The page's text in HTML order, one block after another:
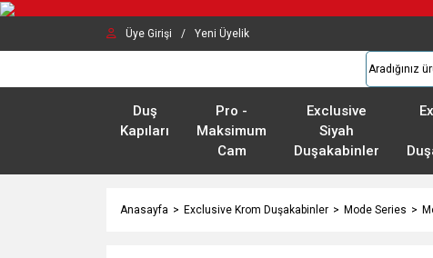
Üye Girişi / Yeni Üyelik
Duş
Kapıları
Pro -
Maksimum
Cam
Exclusive
Siyah
Duşakabinler
Anasayfa Exclusive Krom Duşakabinler Mode Series